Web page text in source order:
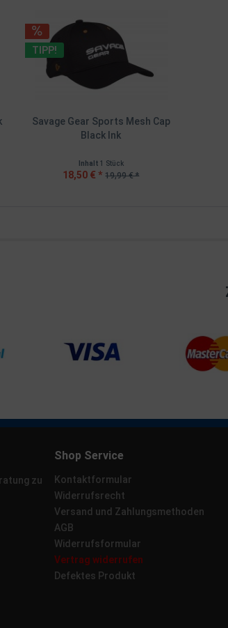
TIPP!
Savage Gear Sports Mesh Cap
Black Ink
Inhalt 1 Stück
18,50 € * 19,99 € *
zu
Shop Service
Kontaktformular
Widerrufsrecht
Versand und Zahlungsmethoden
AGB
Widerrufsformular
Vertrag widerrufen
Defektes Produkt